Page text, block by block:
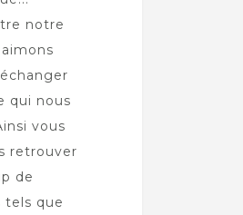
notre
qui nous
vous
retrouver
de
tels que